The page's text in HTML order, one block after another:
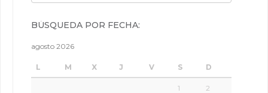
BÚSQUEDA POR FECHA:
agosto 2026
L M X J V S D
1 2